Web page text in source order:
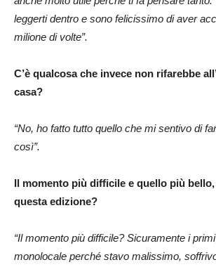
leggerti dentro e sono felicissimo di aver
milione di volte”.
C’è qualcosa che invece non rifarebbe
casa?
“No, ho fatto tutto quello che mi sentivo di
così”.
Il momento più difficile e quello più
questa edizione?
“Il momento più difficile? Sicuramente i
monolocale perché stavo malissimo,